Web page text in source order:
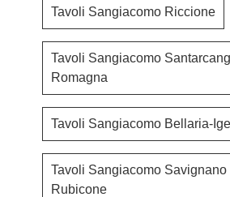
Tavoli Sangiacomo Riccione
Tavoli Sangiacomo
Romagna
Tavoli Sangiacomo Bellaria-
Tavoli Sangiacomo Savignano
Rubicone